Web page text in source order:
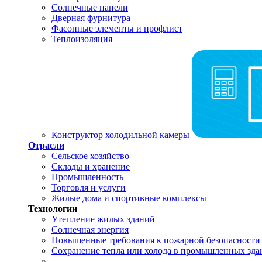
Солнечные панели
Дверная фурнитура
Фасонные элементы и профлист
Теплоизоляция
Конструктор холодильной камеры
Отрасли
Сельское хозяйство
Склады и хранение
Промышленность
Торговля и услуги
Жилые дома и спортивные комплексы
Технологии
Утепление жилых зданий
Солнечная энергия
Повышенные требования к пожарной безопасности
Сохранение тепла или холода в промышленных